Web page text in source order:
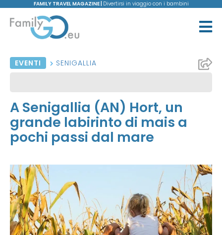
FAMILY TRAVEL MAGAZINE | Divertirsi in viaggio con i bambini
EVENTI SENIGALLIA
A Senigallia (AN) Hort, un
grande labirinto di mais a
pochi passi dal mare